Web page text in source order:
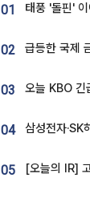
01
02 급등한 국제
03
04
05 [오늘의 IR]